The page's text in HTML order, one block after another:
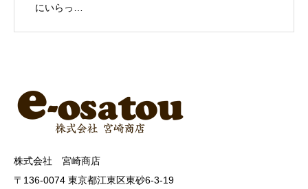
にいらっ…
株式会社 宮崎商店
〒136-0074 東京都江東区東砂6-3-19